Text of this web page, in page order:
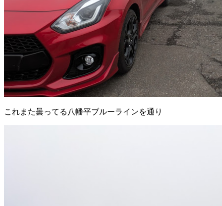
これまた曇ってる八幡平ブルーラインを通り